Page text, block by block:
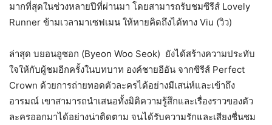
มากที่สุดในช่วงหลายปีที่ผ่านมา โดยสามารถรับชมซีรีส์ Lovely
Runner ข้ามเวลามาเซฟเมน ให้หายคิดถึงได้ทาง Viu (วิว)
ล่าสุด บยอนอูซอก (Byeon Woo Seok) ยังได้สร้างความประทับ
ใจให้กับผู้ชมอีกครั้งในบทบาท องค์ชายอีอัน จากซีรีส์ Perfect
Crown ด้วยการถ่ายทอดตัวละครได้อย่างมีเสน่ห์และเข้าถึง
อารมณ์ เขาสามารถนำเสนอทั้งมิติความรู้สึกและเรื่องราวของตัว
ละครออกมาได้อย่างน่าติดตาม จนได้รับความรักและเสียงชื่นชม